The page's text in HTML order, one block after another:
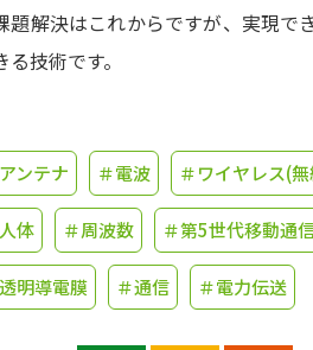
題解決はこれからですが、実現
る技術です。
ンテナ ＃電波 ＃ワイヤレス(
体 ＃周波数 ＃第5世代移動通
明導電膜 ＃通信 ＃電力伝送